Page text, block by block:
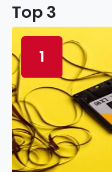
Top 3
1